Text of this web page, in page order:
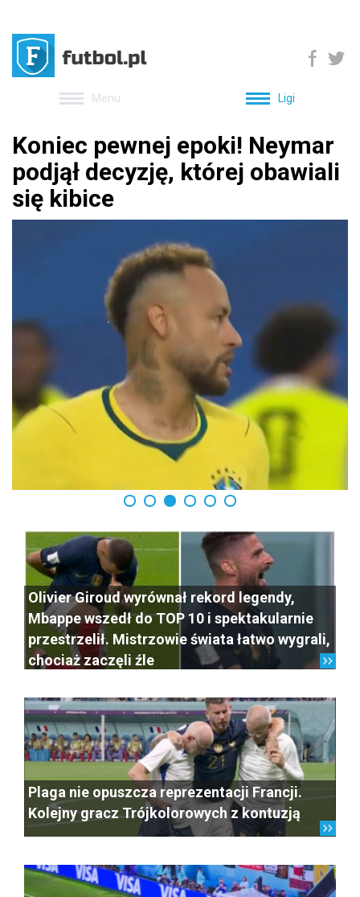
Menu Ligi
Marc Cucurella dotrzymał
słowa! Zrobił wyjątkowy tatuaż
po wygraniu mundialu
Olivier Giroud wyrównał rekord legendy,
Mbappe wszedł do TOP 10 i spektakularnie
przestrzelił. Mistrzowie świata łatwo wygrali,
chociaż zaczęli źle
Plaga nie opuszcza reprezentacji Francji.
Kolejny gracz Trójkolorowych z kontuzją